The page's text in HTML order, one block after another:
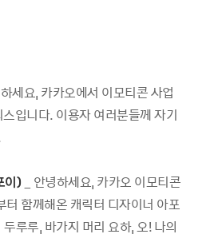
하세요, 카카오에서 이모티콘 사업
입니다. 이용자 여러분들께 자기
이) _ 안녕하세요, 카카오 이모티콘
함께해온 캐릭터 디자이너 아포
루루, 바가지 머리 요하, 오! 나의